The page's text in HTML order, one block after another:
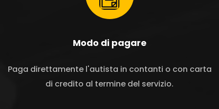
Modo di pagare
Paga direttamente l'autista in contanti o con carta
di credito al termine del servizio.